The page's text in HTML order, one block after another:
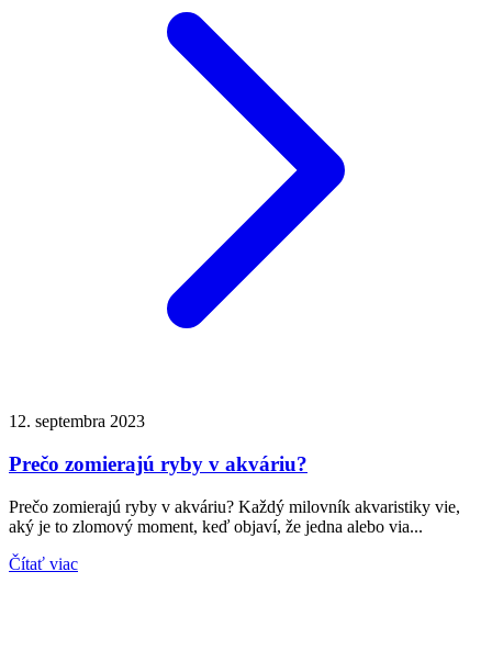
12. septembra 2023
Prečo zomierajú ryby v akváriu?
Prečo zomierajú ryby v akváriu? Každý milovník akvaristiky vie,
aký je to zlomový moment, keď objaví, že jedna alebo via...
Čítať viac